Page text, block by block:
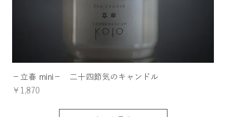
−立春 mini− 二十四節気のキャンドル
価格
￥1,870